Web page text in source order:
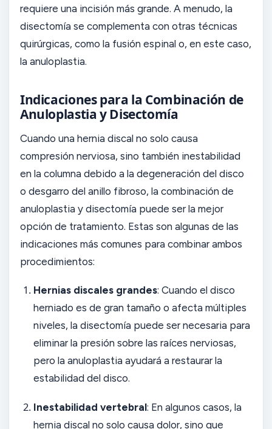
requiere una incisión más grande. A menudo, la
disectomía se complementa con otras técnicas
quirúrgicas, como la fusión espinal o, en este caso,
la anuloplastia.
Indicaciones para la Combinación de
Anuloplastia y Disectomía
Cuando una hernia discal no solo causa
compresión nerviosa, sino también inestabilidad
en la columna debido a la degeneración del disco
o desgarro del anillo fibroso, la combinación de
anuloplastia y disectomía puede ser la mejor
opción de tratamiento. Estas son algunas de las
indicaciones más comunes para combinar ambos
procedimientos:
Hernias discales grandes: Cuando el disco
herniado es de gran tamaño o afecta múltiples
niveles, la disectomía puede ser necesaria para
eliminar la presión sobre las raíces nerviosas,
pero la anuloplastia ayudará a restaurar la
estabilidad del disco.
Inestabilidad vertebral: En algunos casos, la
hernia discal no solo causa dolor, sino que